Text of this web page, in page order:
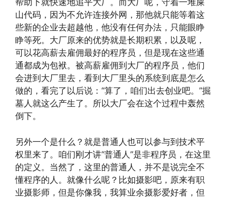
帮助下就快速地追平大厂。而大厂呢，守着一堆屎
山代码，因为不允许连接外网，那他就只能等着这
些新的企业去超越他，他没有任何办法，只能眼睁
睁等死。大厂原来的优势就是长期积累，以及呢，
可以花高薪去雇佣最好的程序员，但是现在这些通
通都成为包袱。被高薪雇佣到大厂的程序员，他们
会进到大厂里去，看到大厂里头的系统到底是怎么
做的，看完了以后说：“算了，咱们出去创业吧。”掘
墓人就这么产生了。所以大厂会在这个过程中轰然
倒下。
另外一个是什么？就是普通人也可以参与到技术平
权里来了。咱们刚才讲“普通人”是非程序员，在这里
的定义。当然了，这里的普通人，并不是说完全不
懂程序的人。就像什么呢？比如摄影吧，原来有职
业摄影师，但是你像我，我算业余摄影爱好者，但